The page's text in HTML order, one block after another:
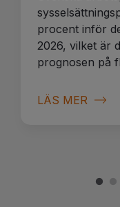
procent inför
2026, vilket är
prognosen på
LÄS MER